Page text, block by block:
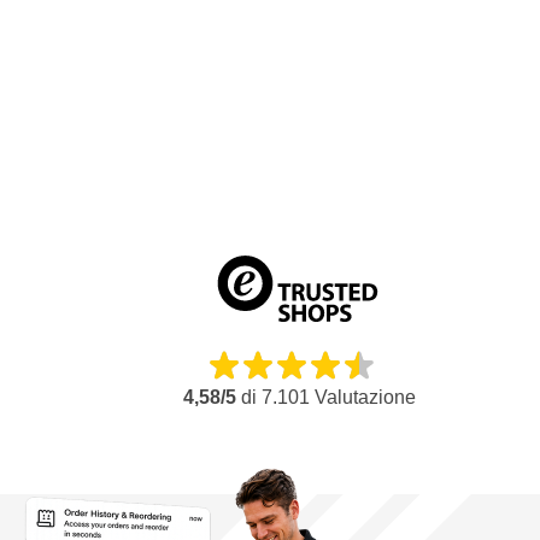
Plastica e compositi
Caratteristiche dei dischi abrasivi in pellicola CROP
Supporto in film flessibile e resistente alle lacrime per un
Il modello a fori multipli consente la migliore aspirazione della
4,58/5di 7.101 Valutazione